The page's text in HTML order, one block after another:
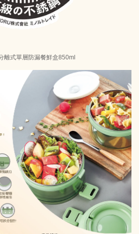
離式單層防漏餐鮮盒850ml